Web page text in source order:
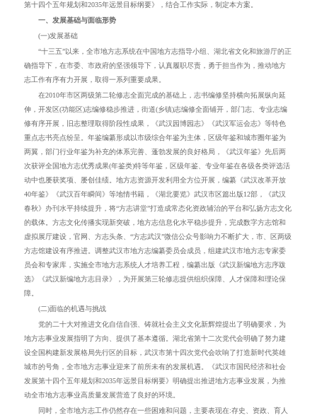
第十四个五年规划和2035年远景目标纲要》，结合工作实际，制定本方案
一、发展基础与面临形势
(一)发展基础
“十三五”以来 ，全市地方志系统在中国地方志指导小组、湖北省文化和旅游厅的正
确指导下，在市委、市政府的坚强领导下，认真履职尽责，勇于担当作为，推动地方
志工作有序有力开展 ，取得一系列重要成果
在2010年市区两级第二轮修志全面完成的基础上，志书编修坚持横向拓展纵向延
伸，开发区(功能区)志编修稳步推进，街道(乡镇)志编修全面铺开，部门志、专业志编
修有序开展， 旧志整理取得阶段性成果 ，《武汉园博园志》《武汉军运会志》等特色
重点志书亮点纷呈。年鉴编纂形成以市级综合年鉴为主体，区级年鉴和城市圈年鉴为
两翼，部门行业年鉴为补充的体系完善、蓬勃发展的良好格局 ，《武汉年鉴》先后两
次获评全国地方志优秀成果(年鉴类)特等年鉴，区级年鉴、专业年鉴在各级各类评选活
动中也屡获奖项、屡创佳绩。地方志资源开发利用全方位开展，编纂《武汉改革开放
40年鉴》 《武汉百年瞬间》等地情书籍，《湖北要览》武汉市区篇出版12部，
《武汉
春秋》办刊水平持续提升，将“方志讲堂”打造成常态化资政辅治的平台和弘扬方志文化
的载体。方志文化传播实现新突破，地方志信息化水平稳步提升，完成数字方志馆和
虚拟展厅建设，官网、方志头条、“方志武汉”微信公众号影响力不断扩大，市
区两级
方志馆建设有序推进。调整武汉市地方志编纂委员会成员，组建武汉市地方志专家委
员会和专家库，实施全市地方志系统人才培养工程，编纂出版 《武汉新编地方志序跋
选》《武汉新编地方志目录》，为开展第三轮修志提供组织保障 、人才保障和理论保
障
(二)面临的机遇与挑战
党的二十大对推进文化自信自强、铸就社会主义文化新辉煌提出了明确要求，为
地方志事业发展指明了方向、提供了基本遵循。湖北省第十二次党代会明确了努力建
设全国构建新发展格局先行区的目标，武汉市第十四次党代会吹响了打造新时代英雄
城市的号角，全市地方志事业迎来了前所未有的发展机遇。
《武汉市国民经济和社会
发展第十四个五年规划和2035年远景目标纲要》明确提出推进地方志事业发展，为推
动全市地方志事业高质量发展营造了良好的环境。
同时，全市地方志工作仍然存在一些困难和问题，主要表现在:存史、资政、育人